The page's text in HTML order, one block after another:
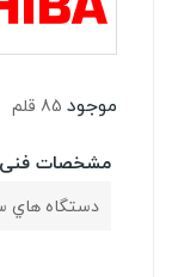
موجود 85 قلم
مشخصات فنی
دستگاه هاي